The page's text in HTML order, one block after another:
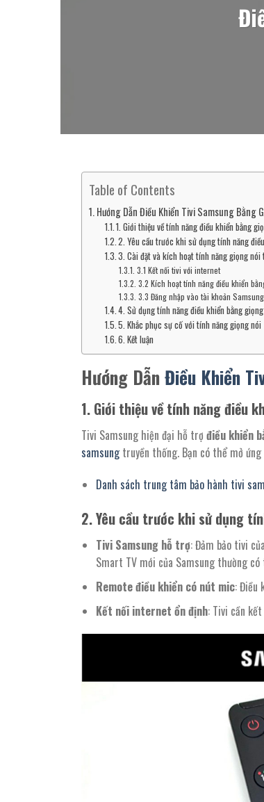
Table of Contents
Hướng Dẫn Điều Khiển Tivi Samsung Bằng
1. Giới thiệu về tính năng điều khiển bằng
2. Yêu cầu trước khi sử dụng tính năng
3. Cài đặt và kích hoạt tính năng giọng
3.1 Kết nối tivi với internet
3.2 Kích hoạt tính năng điều khiển
3.3 Đăng nhập vào tài khoản Samsung
4. Sử dụng tính năng điều khiển bằng
5. Khắc phục sự cố với tính năng giọng nói
6. Kết luận
Hướng Dẫn Điều Khiển
1. Giới thiệu về tính năng điều
Tivi Samsung hiện đại hỗ trợ điều khiển
samsungtruyền thống. Bạn có thể mở
Danh sách trung tâm bảo hành tivi
2.Yêu cầu trước khi sử dụng
Tivi Samsung hỗ trợ: Đảm bảo tivi
Smart TV mới của Samsung thường có
Remote điều khiển có nút mic: Điều
Kết nối internet ổn định: Tivi cần